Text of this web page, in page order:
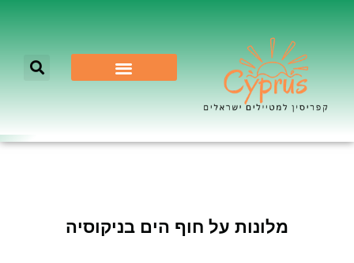
מלונות על חוף הים בניקוסיה